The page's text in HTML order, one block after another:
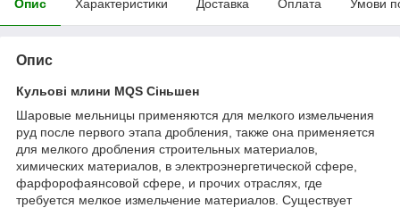
Опис Характеристики Доставка Оплата Умови
Опис
Кульові млини MQS Сіньшен
Шаровые мельницы применяются для мелкого измельчения
руд после первого этапа дробления, также она применяется
для мелкого дробления строительных материалов,
химических материалов, в электроэнергетической сфере,
фарфорофаянсовой сфере, и прочих отраслях, где
требуется мелкое измельчение материалов. Существует